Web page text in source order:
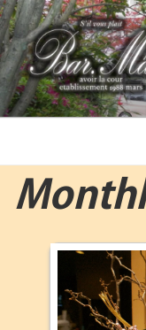
コ
ン
テ
ン
ツ
へ